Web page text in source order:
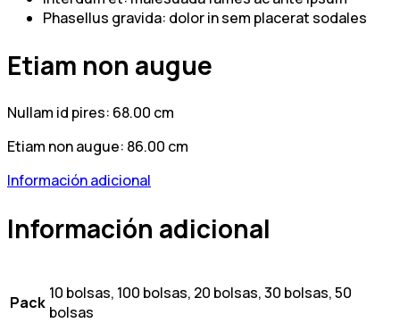
Phasellus gravida: dolor in sem placerat sodales
Etiam non augue
Nullam id pires: 68.00 cm
Etiam non augue: 86.00 cm
Información adicional
Información adicional
Pack 10 bolsas, 100 bolsas, 20 bolsas, 30 bolsas, 50
bolsas